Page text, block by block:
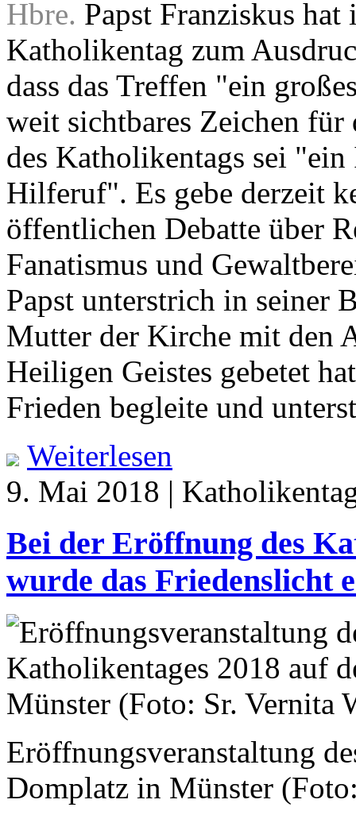
Hbre. Papst Franziskus
Katholikentag zum
dass das Treffen "ein
weit sichtbares Zeichen
des Katholikentags sei
Hilferuf". Es gebe derzeit
öffentlichen Debatte über
Fanatismus und
Papst unterstrich in seiner
Mutter der Kirche mit den
Heiligen Geistes gebetet
Frieden begleite und
Weiterlesen
9. Mai 2018 |
Bei der Eröffnung des
wurde das Friedenslicht
Eröffnungsveranstaltung
Domplatz in Münster